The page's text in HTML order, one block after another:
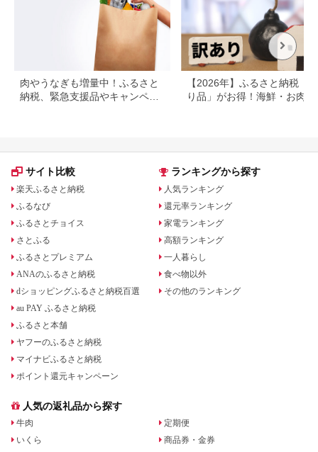
肉やうなぎも増量中！ふるさと
納税、緊急支援品やキャンペー
【2026年】ふるさと納税「
り品」がお得！海鮮・お肉・
サイト比較
楽天ふるさと納税
ふるなび
ふるさとチョイス
さとふる
ふるさとプレミアム
ANAのふるさと納税
dショッピングふるさと納税百選
au PAY ふるさと納税
ふるさと本舗
ヤフーのふるさと納税
マイナビふるさと納税
ポイント還元キャンペーン
ランキングから探す
人気ランキング
還元率ランキング
家電ランキング
高額ランキング
一人暮らし
食べ物以外
その他のランキング
人気の返礼品から探す
牛肉
いくら
定期便
商品券・金券